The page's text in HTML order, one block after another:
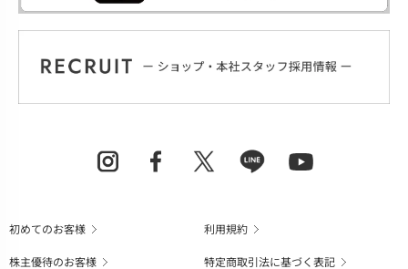
初めてのお客様
利用規約
株主優待のお客様
特定商取引法に基づく表記